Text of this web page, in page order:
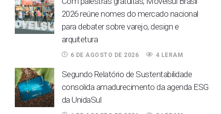
2026 reúne nomes do mercado nacional
para debater sobre varejo, design e
arquitetura
6 DE AGOSTO DE 2026 4 LERAM
Segundo Relatório de Sustentabilidade
consolida amadurecimento da agenda ESG
da UnidaSul